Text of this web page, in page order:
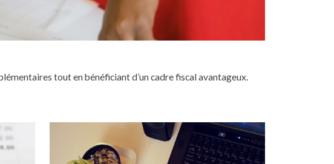
tout en bénéficiant d’un cadre fiscal avantageux.